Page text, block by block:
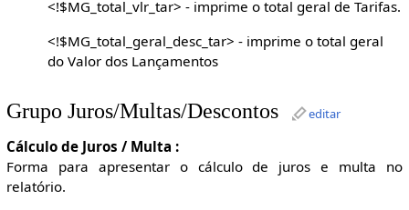
<!$MG_total_vlr_tar> - imprime o total geral de Tarifas.
<!$MG_total_geral_desc_tar> - imprime o total geral
do Valor dos Lançamentos
Grupo Juros/Multas/Descontos editar
Cálculo de Juros / Multa :
Forma para apresentar o cálculo de juros e multa no
relatório.